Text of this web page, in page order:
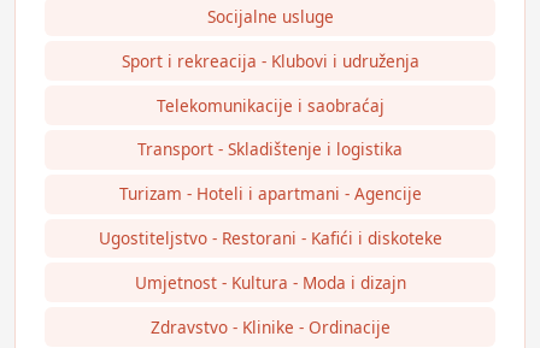
Socijalne usluge
Sport i rekreacija - Klubovi i udruženja
Telekomunikacije i saobraćaj
Transport - Skladištenje i logistika
Turizam - Hoteli i apartmani - Agencije
Ugostiteljstvo - Restorani - Kafići i diskoteke
Umjetnost - Kultura - Moda i dizajn
Zdravstvo - Klinike - Ordinacije